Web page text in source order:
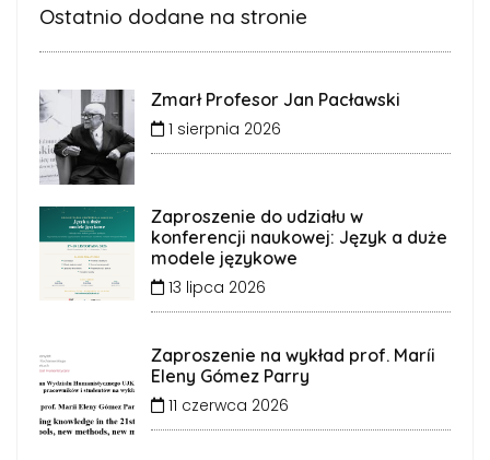
Ostatnio dodane na stronie
Zmarł Profesor Jan Pacławski
1 sierpnia 2026
Zaproszenie do udziału w
konferencji naukowej: Język a duże
modele językowe
13 lipca 2026
Zaproszenie na wykład prof. Maríi
Eleny Gómez Parry
11 czerwca 2026